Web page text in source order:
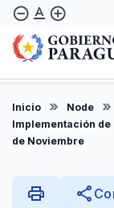
Skip
main
content
remove_circle_outline text_format add_circle_outline
Inicio Node
Implementación de
de Noviembre
print share